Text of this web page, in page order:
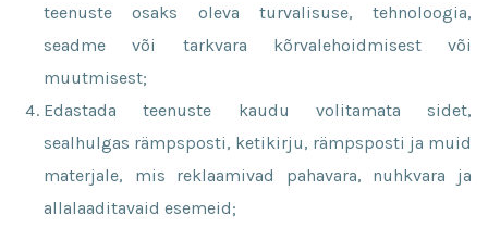
teenuste osaks oleva turvalisuse, tehnoloogia,
seadme või tarkvara kõrvalehoidmisest või
muutmisest;
Edastada teenuste kaudu volitamata sidet,
sealhulgas rämpsposti, ketikirju, rämpsposti ja muid
materjale, mis reklaamivad pahavara, nuhkvara ja
allalaaditavaid esemeid;